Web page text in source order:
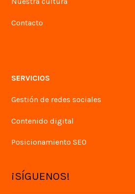
Contacto
SERVICIOS
Gestión de redes sociales
Contenido digital
Posicionamiento SEO
¡SÍGUENOS!